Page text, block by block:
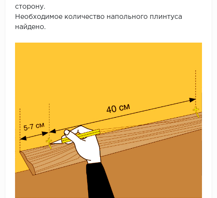
сторону.
Необходимое количество напольного плинтуса
найдено.